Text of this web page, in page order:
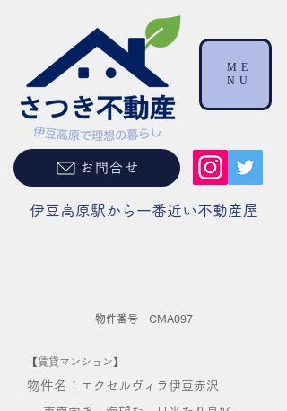
伊豆高原駅から一番近い不動産屋
お問合せ
ME
NU
物件番号 CMA097
【賃貸マンション】
物件名： エクセルヴィラ伊豆赤沢